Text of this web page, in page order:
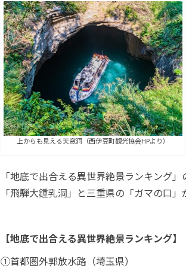
上からも見える天窓洞（西伊豆町観光協会HPより）
「地底で出合える異世界絶景ランキング
「飛騨大鍾乳洞」と三重県の「ガマの口」
【地底で出合える異世界絶景ランキング】
①首都圏外郭放水路（埼玉県）